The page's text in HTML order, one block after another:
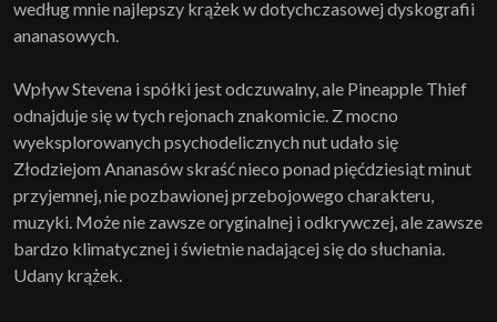
według mnie najlepszy krążek w dotychczasowej dyskografii
ananasowych.
Wpływ Stevena i spółki jest odczuwalny, ale Pineapple Thief
odnajduje się w tych rejonach znakomicie. Z mocno
wyeksplorowanych psychodelicznych nut udało się
Złodziejom Ananasów skraść nieco ponad pięćdziesiąt minut
przyjemnej, nie pozbawionej przebojowego charakteru,
muzyki. Może nie zawsze oryginalnej i odkrywczej, ale zawsze
bardzo klimatycznej i świetnie nadającej się do słuchania.
Udany krążek.